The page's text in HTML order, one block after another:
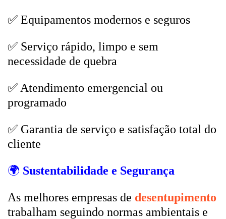
✅ Equipamentos modernos e seguros
✅ Serviço rápido, limpo e sem
necessidade de quebra
✅ Atendimento emergencial ou
programado
✅ Garantia de serviço e satisfação total do
cliente
🌍 Sustentabilidade e Segurança
As melhores empresas de desentupimento
trabalham seguindo normas ambientais e